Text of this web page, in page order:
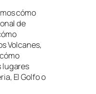
cómo
de
Volcanes,
lugares
El Golfo o